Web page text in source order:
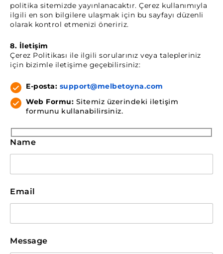
politika sitemizde yayınlanacaktır. Çerez kullanımıyla
ilgili en son bilgilere ulaşmak için bu sayfayı düzenli
olarak kontrol etmenizi öneririz.
8. İletişim
Çerez Politikası ile ilgili sorularınız veya talepleriniz
için bizimle iletişime geçebilirsiniz:
E-posta: support@melbetoyna.com
Web Formu: Sitemiz üzerindeki iletişim
formunu kullanabilirsiniz.
Name
Email
Message